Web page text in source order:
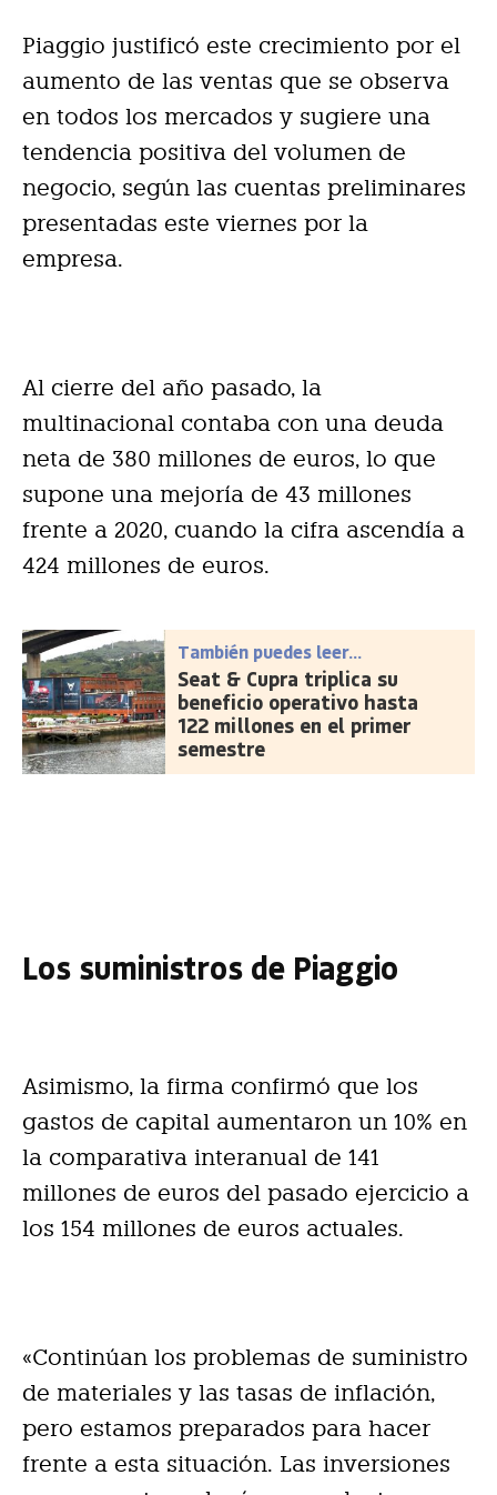
Piaggio justificó este crecimiento por el
aumento de las ventas que se observa
en todos los mercados y sugiere una
tendencia positiva del volumen de
negocio, según las cuentas preliminares
presentadas este viernes por la
empresa.
Al cierre del año pasado, la
multinacional contaba con una deuda
neta de 380 millones de euros, lo que
supone una mejoría de 43 millones
frente a 2020, cuando la cifra ascendía a
424 millones de euros.
También puedes leer...
Seat & Cupra triplica su
beneficio operativo hasta
122 millones en el primer
semestre
Los suministros de Piaggio
Asimismo, la firma confirmó que los
gastos de capital aumentaron un 10% en
la comparativa interanual de 141
millones de euros del pasado ejercicio a
los 154 millones de euros actuales.
«Continúan los problemas de suministro
de materiales y las tasas de inflación,
pero estamos preparados para hacer
frente a esta situación. Las inversiones